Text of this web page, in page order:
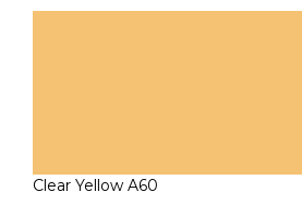
Clear Yellow A60